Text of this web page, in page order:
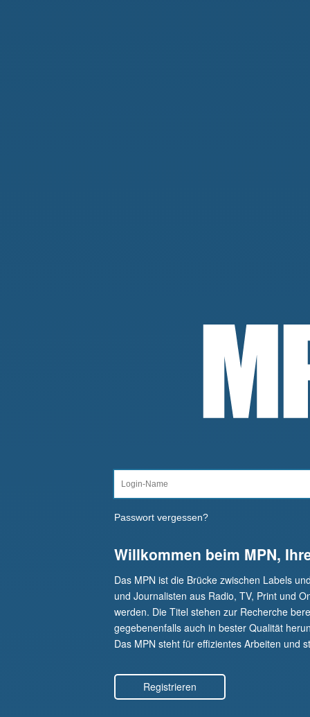
Passwort vergessen?
Willkommen beim MPN,
Das MPN ist die Brücke zwischen Labels
und Journalisten aus Radio, TV, Print und
werden. Die Titel stehen zur Recherche
gegebenenfalls auch in bester Qualität
Das MPN steht für effizientes Arbeiten und
Registrieren